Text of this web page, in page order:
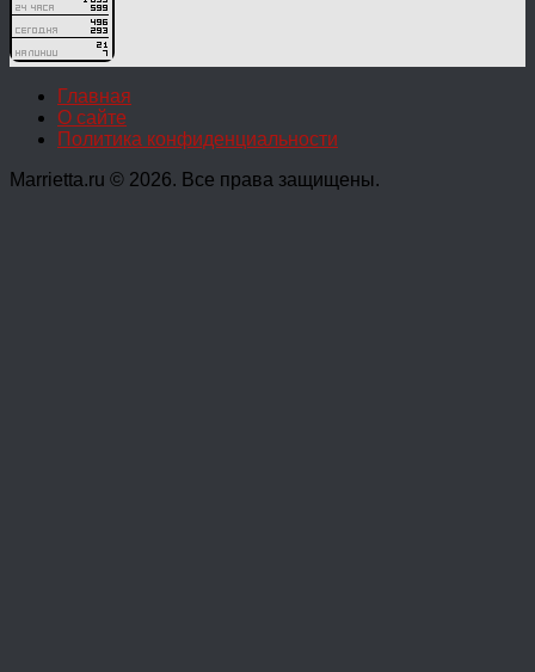
Главная
О сайте
Политика конфиденциальности
Marrietta.ru © 2026. Все права защищены.